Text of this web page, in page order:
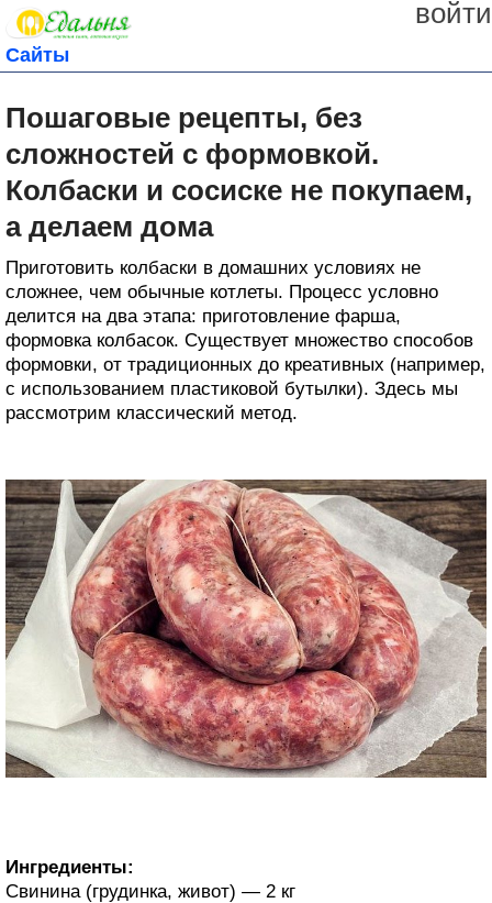
войти
Сайты
Пошаговые рецепты, без
сложностей с формовкой.
Колбаски и сосиске не покупаем,
а делаем дома
Приготовить колбаски в домашних условиях не
сложнее, чем обычные котлеты. Процесс условно
делится на два этапа: приготовление фарша,
формовка колбасок. Существует множество способов
формовки, от традиционных до креативных (например,
с использованием пластиковой бутылки). Здесь мы
рассмотрим классический метод.
Ингредиенты:
Свинина (грудинка, живот) — 2 кг